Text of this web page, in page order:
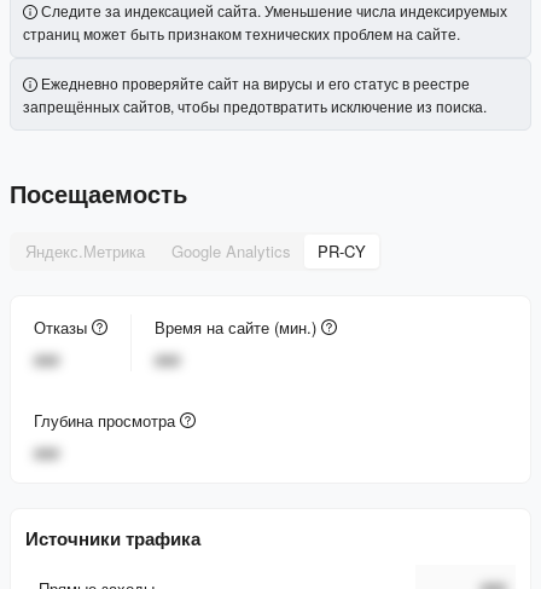
Следите за индексацией сайта. Уменьшение числа индексируемых
страниц может быть признаком технических проблем на сайте.
Ежедневно проверяйте сайт на вирусы и его статус в реестре
запрещённых сайтов, чтобы предотвратить исключение из поиска.
Посещаемость
Яндекс.Метрика Google Analytics PR-CY
Отказы
###
Время на сайте (мин.)
###
Глубина просмотра
###
Источники трафика